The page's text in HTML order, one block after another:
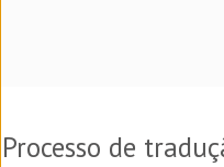
Processo de